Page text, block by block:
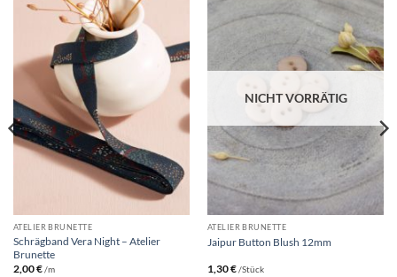
ATELIER BRUNETTE
Schrägband Vera Night – Atelier
Brunette
2,00€/m
NICHT VORRÄTIG
ATELIER BRUNETTE
Jaipur Button Blush 12mm
1,30€/Stück